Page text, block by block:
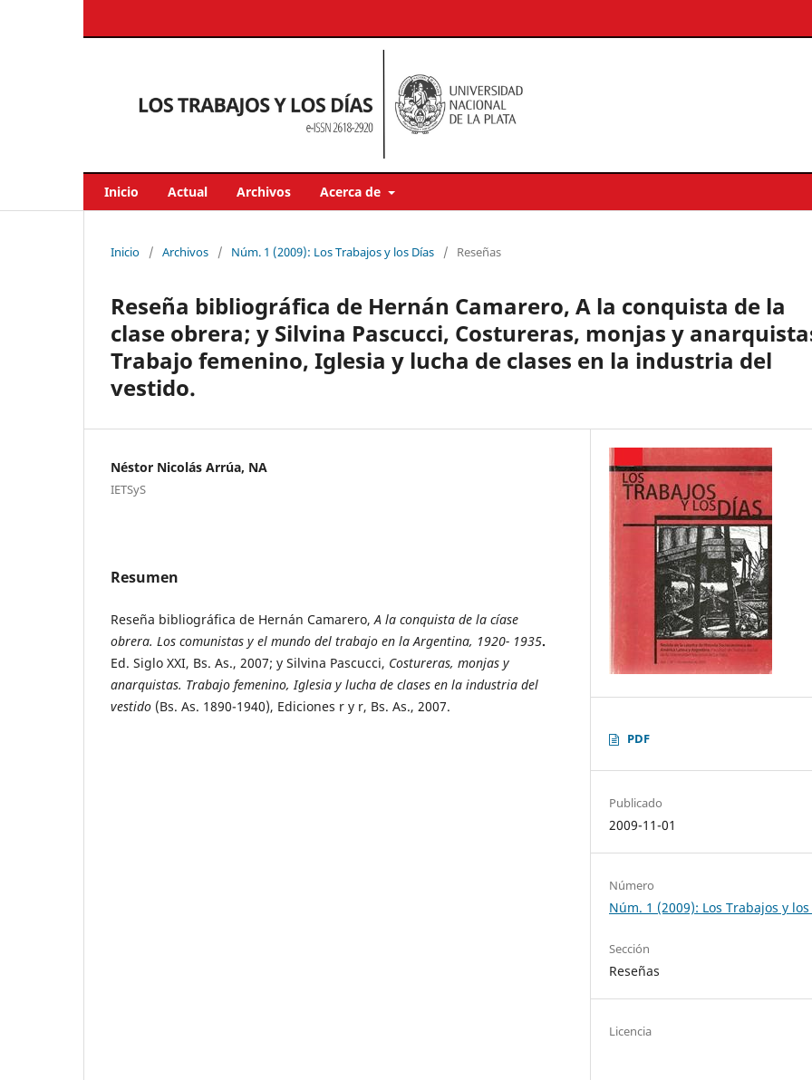
Inicio Actual Archivos Acerca de
Inicio / Archivos / Núm. 1 (2009): Los Trabajos y los Días / Reseñas
Reseña bibliográfica de Hernán Camarero, A la conquista de la
clase obrera; y Silvina Pascucci, Costureras, monjas y
Trabajo femenino, Iglesia y lucha de clases en la industria del
vestido.
Néstor Nicolás Arrúa, NA
IETSyS
Resumen
Reseña bibliográfica de Hernán Camarero,A la conquista de la cíase
obrera. Los comunistas y el mundo del trabajo en la Argentina, 1920- 1935.
Ed. Siglo XXI, Bs. As., 2007; y Silvina Pascucci, Costureras, monjas y
anarquistas. Trabajo femenino, Iglesia y lucha de clases en la industria del
vestido (Bs. As. 1890-1940), Ediciones r y r, Bs. As., 2007.
PDF
Publicado
2009-11-01
Número
Núm. 1 (2009): Los Trabajos y los
Sección
Reseñas
Licencia